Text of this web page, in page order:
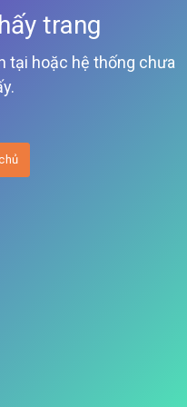
trang
tại hoặc hệ thống chưa